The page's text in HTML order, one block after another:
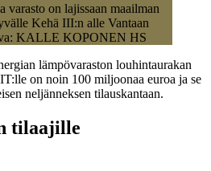
varasto on lajissaan maailman
Kehä III:n alle Vantaan
KALLE KOPONEN HS
lämpövaraston louhintaurakan
on noin 100 miljoonaa euroa ja se
neljänneksen tilauskantaan.
tilaajille